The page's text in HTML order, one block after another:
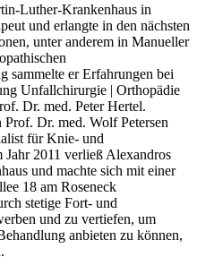
Luther-Krankenhaus in
und erlangte in den nächsten
unter anderem in Manueller
sammelte er Erfahrungen bei
Unfallchirurgie | Orthopädie
Dr. med. Peter Hertel.
Dr. med. Wolf Petersen
für Knie- und
Jahr 2011 verließ Alexandros
und machte sich mit einer
18 am Roseneck
stetige Fort- und
und zu vertiefen, um
anbieten zu können,